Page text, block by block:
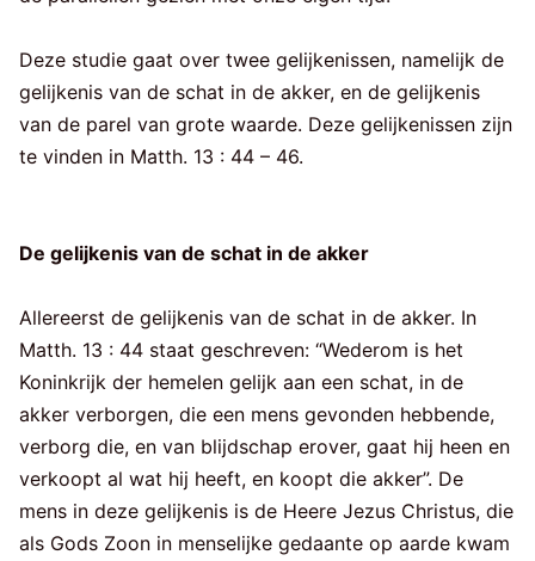
Deze studie gaat over twee gelijkenissen, namelijk de
gelijkenis van de schat in de akker, en de gelijkenis
van de parel van grote waarde. Deze gelijkenissen zijn
te vinden in Matth. 13 : 44 – 46.
De gelijkenis van de schat in de akker
Allereerst de gelijkenis van de schat in de akker. In
Matth. 13 : 44 staat geschreven: “Wederom is het
Koninkrijk der hemelen gelijk aan een schat, in de
akker verborgen, die een mens gevonden hebbende,
verborg die, en van blijdschap erover, gaat hij heen en
verkoopt al wat hij heeft, en koopt die akker”. De
mens in deze gelijkenis is de Heere Jezus Christus, die
als Gods Zoon in menselijke gedaante op aarde kwam